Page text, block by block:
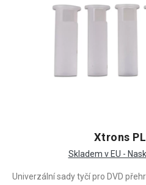
Xtrons
Skladem v EU -
Univerzální sady tyčí pro DVD